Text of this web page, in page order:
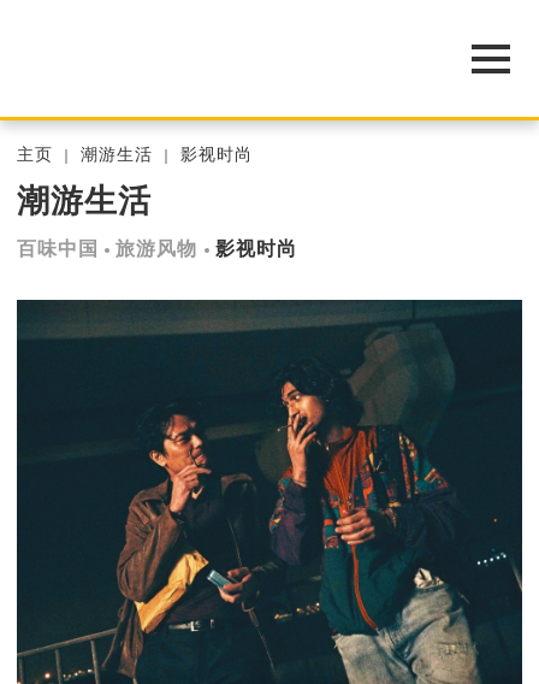
主页 潮游生活 影视时尚
潮游生活
百味中国 旅游风物 影视时尚